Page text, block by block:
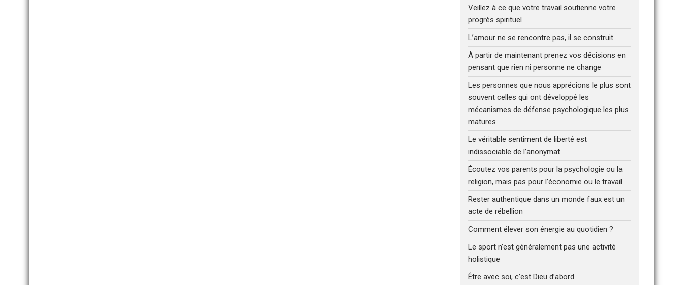
Veillez à ce que votre travail soutienne votre
progrès spirituel
L’amour ne se rencontre pas, il se construit
À partir de maintenant prenez vos décisions en
pensant que rien ni personne ne change
Les personnes que nous apprécions le plus sont
souvent celles qui ont développé les
mécanismes de défense psychologique les plus
matures
Le véritable sentiment de liberté est
indissociable de l’anonymat
Écoutez vos parents pour la psychologie ou la
religion, mais pas pour l’économie ou le travail
Rester authentique dans un monde faux est un
acte de rébellion
Comment élever son énergie au quotidien ?
Le sport n’est généralement pas une activité
holistique
Être avec soi, c’est Dieu d’abord